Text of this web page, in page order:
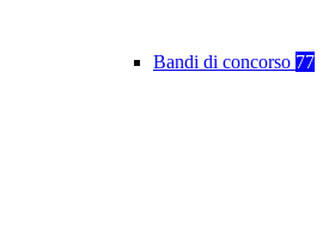
Bandi di concorso 77